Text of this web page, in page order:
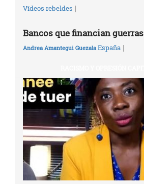
Vídeos rebeldes |
Bancos que financian guerras
Andrea Amantegui Guezala España |